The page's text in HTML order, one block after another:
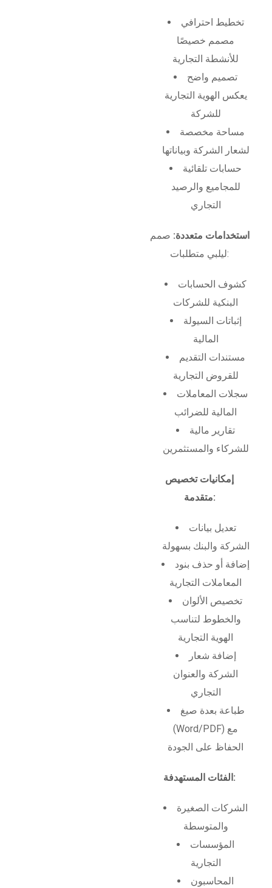
تخطيط احترافي
مصمم خصيصًا
للأنشطة التجارية
تصميم واضح
يعكس الهوية التجارية
للشركة
مساحة مخصصة
لشعار الشركة وبياناتها
حسابات تلقائية
للمجاميع والرصيد
التجاري
استخدامات متعددة: صمم
ليلبي متطلبات:
كشوف الحسابات
البنكية للشركات
إثباتات السيولة
المالية
مستندات التقديم
للقروض التجارية
سجلات المعاملات
المالية للضرائب
تقارير مالية
للشركاء والمستثمرين
إمكانيات تخصيص
متقدمة:
تعديل بيانات
الشركة والبنك بسهولة
إضافة أو حذف بنود
المعاملات التجارية
تخصيص الألوان
والخطوط لتناسب
الهوية التجارية
إضافة شعار
الشركة والعنوان
التجاري
طباعة بعدة صيغ
(Word/PDF) مع
الحفاظ على الجودة
الفئات المستهدفة:
الشركات الصغيرة
والمتوسطة
المؤسسات
التجارية
المحاسبون